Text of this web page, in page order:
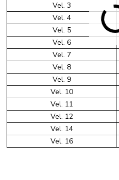
Vel. 3
Vel. 4
Vel. 5
Vel. 6
Vel. 7
Vel. 8
Vel. 9
Vel. 10
Vel. 11
Vel. 12
Vel. 14
Vel. 16